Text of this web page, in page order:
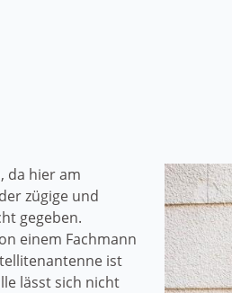
da hier am
zügige und
gegeben.
einem Fachmann
ist
lässt sich nicht